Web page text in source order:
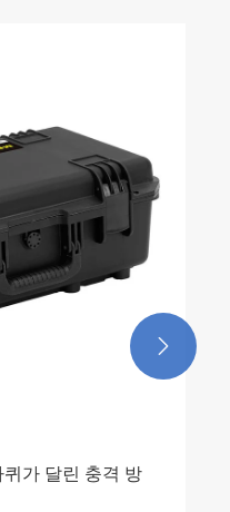
퀴가 달린 충격 방
